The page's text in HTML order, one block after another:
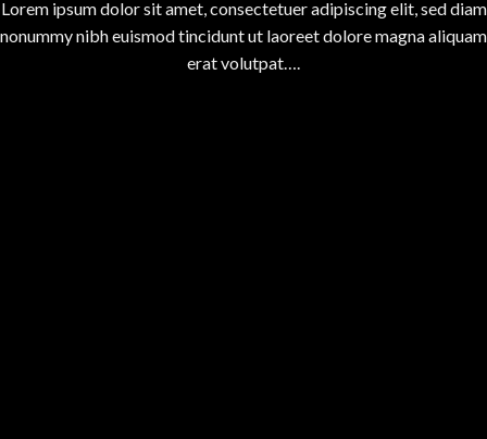
Lorem ipsum dolor sit amet, consectetuer adipiscing elit, sed diam
nonummy nibh euismod tincidunt ut laoreet dolore magna aliquam
erat volutpat….